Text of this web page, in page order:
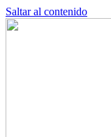
Saltar al contenido